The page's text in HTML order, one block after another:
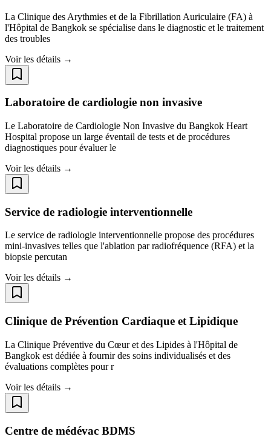
La Clinique des Arythmies et de la Fibrillation Auriculaire (FA) à
l'Hôpital de Bangkok se spécialise dans le diagnostic et le traitement
des troubles
Voir les détails →
Laboratoire de cardiologie non invasive
Le Laboratoire de Cardiologie Non Invasive du Bangkok Heart
Hospital propose un large éventail de tests et de procédures
diagnostiques pour évaluer le
Voir les détails →
Service de radiologie interventionnelle
Le service de radiologie interventionnelle propose des procédures
mini-invasives telles que l'ablation par radiofréquence (RFA) et la
biopsie percutan
Voir les détails →
Clinique de Prévention Cardiaque et Lipidique
La Clinique Préventive du Cœur et des Lipides à l'Hôpital de
Bangkok est dédiée à fournir des soins individualisés et des
évaluations complètes pour r
Voir les détails →
Centre de médévac BDMS